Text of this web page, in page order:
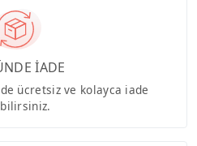
İADE
ücretsiz ve kolayca iade